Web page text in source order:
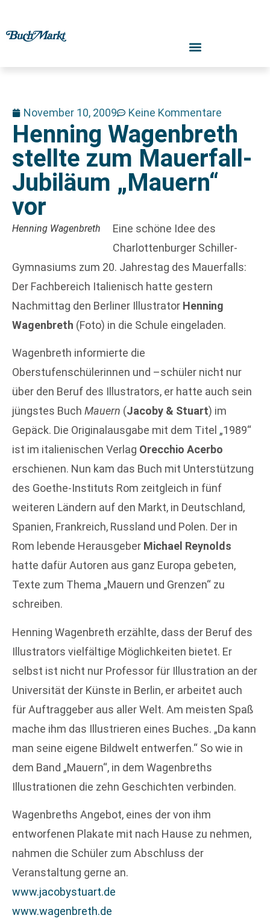
November 10, 2009 Keine Kommentare
Henning Wagenbreth
stellte zum Mauerfall-
Jubiläum „Mauern“
vor
Henning Wagenbreth
Eine schöne Idee des
Charlottenburger Schiller-
Gymnasiums zum 20. Jahrestag des Mauerfalls:
Der Fachbereich Italienisch hatte gestern
Nachmittag den Berliner Illustrator Henning
Wagenbreth (Foto) in die Schule eingeladen.
Wagenbreth informierte die
Oberstufenschülerinnen und –schüler nicht nur
über den Beruf des Illustrators, er hatte auch sein
jüngstes Buch Mauern (Jacoby & Stuart) im
Gepäck. Die Originalausgabe mit dem Titel „1989“
ist im italienischen Verlag Orecchio Acerbo
erschienen. Nun kam das Buch mit Unterstützung
des Goethe-Instituts Rom zeitgleich in fünf
weiteren Ländern auf den Markt, in Deutschland,
Spanien, Frankreich, Russland und Polen. Der in
Rom lebende Herausgeber Michael Reynolds
hatte dafür Autoren aus ganz Europa gebeten,
Texte zum Thema „Mauern und Grenzen“ zu
schreiben.
Henning Wagenbreth erzählte, dass der Beruf des
Illustrators vielfältige Möglichkeiten bietet. Er
selbst ist nicht nur Professor für Illustration an der
Universität der Künste in Berlin, er arbeitet auch
für Auftraggeber aus aller Welt. Am meisten Spaß
mache ihm das Illustrieren eines Buches. „Da kann
man seine eigene Bildwelt entwerfen.“ So wie in
dem Band „Mauern“, in dem Wagenbreths
Illustrationen die zehn Geschichten verbinden.
Wagenbreths Angebot, eines der von ihm
entworfenen Plakate mit nach Hause zu nehmen,
nahmen die Schüler zum Abschluss der
Veranstaltung gerne an.
www.jacobystuart.de
www.wagenbreth.de